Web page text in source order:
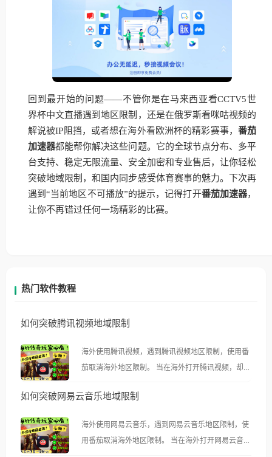
回到最开始的问题——不管你是在马来西亚看CCTV5世
界杯中文直播遇到地区限制，还是在俄罗斯看咪咕视频的
解说被IP阻挡，或者想在海外看欧洲杯的精彩赛事， 番茄
加速器都能帮你解决这些问题。它的全球节点分布、多平
台支持、稳定无限流量、安全加密和专业售后，让你轻松
突破地域限制，和国内同步感受体育赛事的魅力。下次再
遇到“当前地区不可播放”的提示，记得打开番茄加速器，
让你不再错过任何一场精彩的比赛。
热门软件教程
如何突破腾讯视频地域限制
海外使用腾讯视频，遇到腾讯视频地区限制，使用番
茄取消海外地区限制。 当在海外打开腾讯视频，却突
示语。 海外用户如香港、澳门、台湾、美国、加拿
像其他音乐平台一样，出现地区及版权限制问题，且
仅能在中国大陆地区播放。 遇到这个问题的朋友们，
如何突破网易云音乐地域限制
海外使用网易云音乐，遇到网易云音乐地区限制，使
用番茄取消海外地区限制。 当在海外打开网易云音